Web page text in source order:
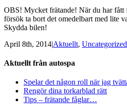
OBS! Mycket frätande! När du har fått
försök ta bort det omedelbart med lite
Skydda bilen!
April 8th, 2014|Aktuellt, Uncategorized
Aktuellt från autospa
Spelar det någon roll när jag
Rengör dina torkarblad rätt
Tips – frätande fåglar…